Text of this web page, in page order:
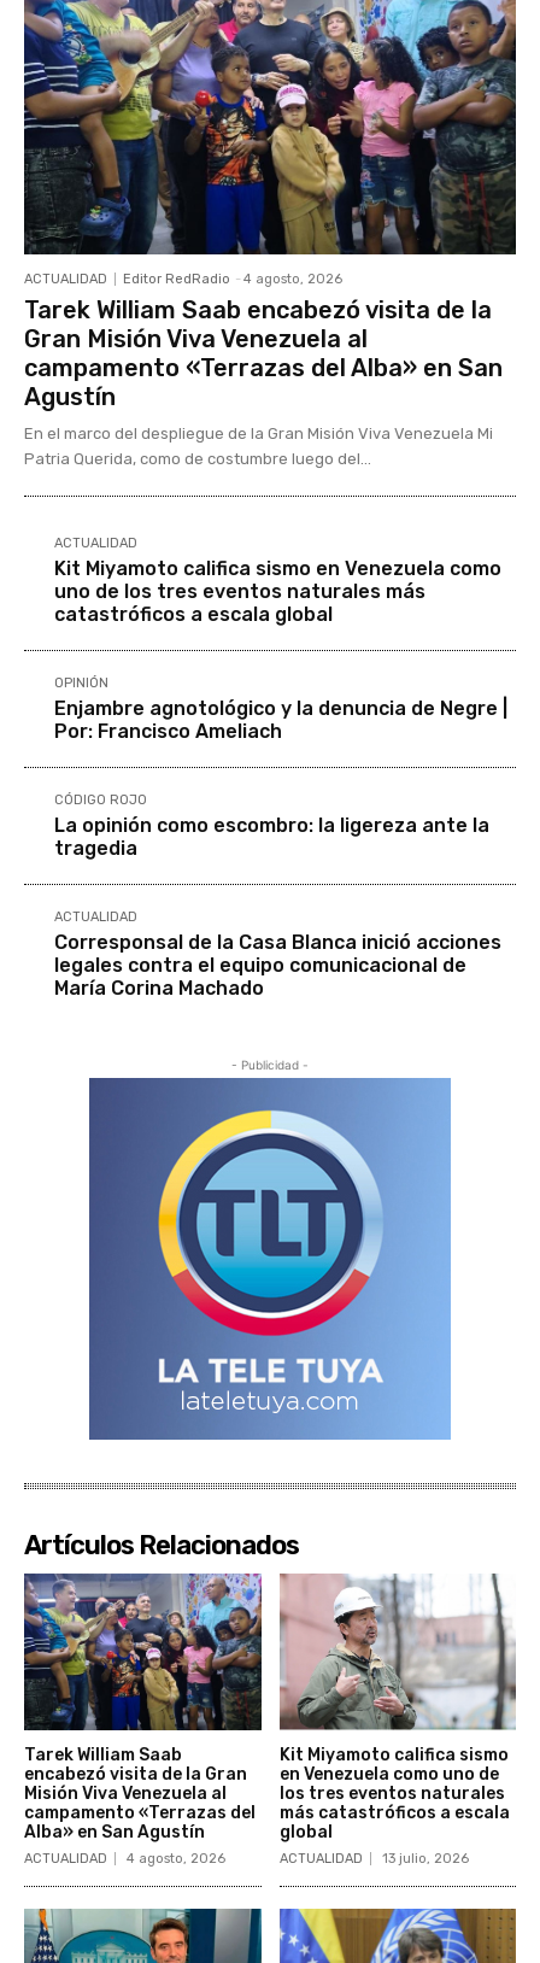
ACTUALIDAD Editor RedRadio - 4 agosto, 2026
Tarek William Saab encabezó visita de la
Gran Misión Viva Venezuela al
campamento «Terrazas del Alba» en San
Agustín
En el marco del despliegue de la Gran Misión Viva Venezuela Mi
Patria Querida, como de costumbre luego del...
ACTUALIDAD
Kit Miyamoto califica sismo en Venezuela como
uno de los tres eventos naturales más
catastróficos a escala global
OPINIÓN
Enjambre agnotológico y la denuncia de Negre |
Por: Francisco Ameliach
CÓDIGO ROJO
La opinión como escombro: la ligereza ante la
tragedia
ACTUALIDAD
Corresponsal de la Casa Blanca inició acciones
legales contra el equipo comunicacional de
María Corina Machado
- Publicidad -
Artículos Relacionados
Tarek William Saab
encabezó visita de la Gran
Misión Viva Venezuela al
campamento «Terrazas del
Alba» en San Agustín
ACTUALIDAD 4 agosto, 2026
Kit Miyamoto califica sismo
en Venezuela como uno de
los tres eventos naturales
más catastróficos a escala
global
ACTUALIDAD 13 julio, 2026